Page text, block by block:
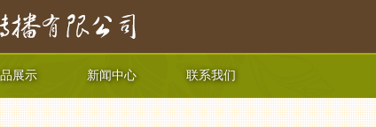
展示 新闻中心 联系我们